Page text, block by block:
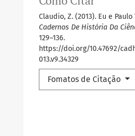
Claudio, Z. (2013). Eu e Paulo
Cadernos De História Da
129–136.
https://doi.org/10.47692/
013.v9.34329
Fomatos de Citação